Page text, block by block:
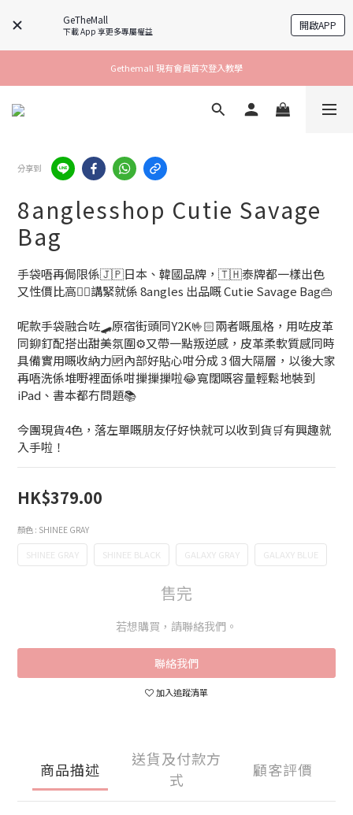
GeTheMall
下載 App 享更多專屬權益 開啟APP
Gethemall 現有會員首次登入教學
分享到
8anglesshop Cutie Savage
Bag
手袋唔再侷限係🇯🇵日本、韓國品牌，🇹🇭泰牌都一樣出色
又性價比高👍🏻講緊就係 8angles 出品嘅 Cutie Savage Bag👜
呢款手袋融合咗🛹原宿街頭同Y2K🤟🏻兩者嘅風格，用咗皮革
同鉚釘配搭出甜美氛圍⚙️又帶一點叛逆感，皮革柔軟質感同時
具備實用嘅收納力🆙內部好貼心咁分成 3 個大隔層，以後大家
再唔洗係堆嘢裡面係咁摷摷摷啦😂寬闊嘅容量輕鬆地裝到
iPad、書本都冇問題📚
今團現貨4色，落左單嘅朋友仔好快就可以收到貨🛒有興趣就
入手啦！
HK$379.00
顏色 : SHINEE GRAY
SHINEE GRAY SHINEE BLACK GALAXY GRAY GALAXY BLUE
售完
若想購買，請聯絡我們。
聯絡我們
加入追蹤清單
商品描述
送貨及付款方
式
顧客評價